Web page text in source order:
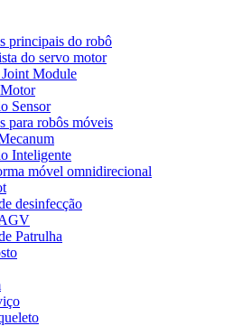
principais do robô
do servo motor
Module
Sensor
para robôs móveis
Inteligente
móvel omnidirecional
desinfecção
Patrulha